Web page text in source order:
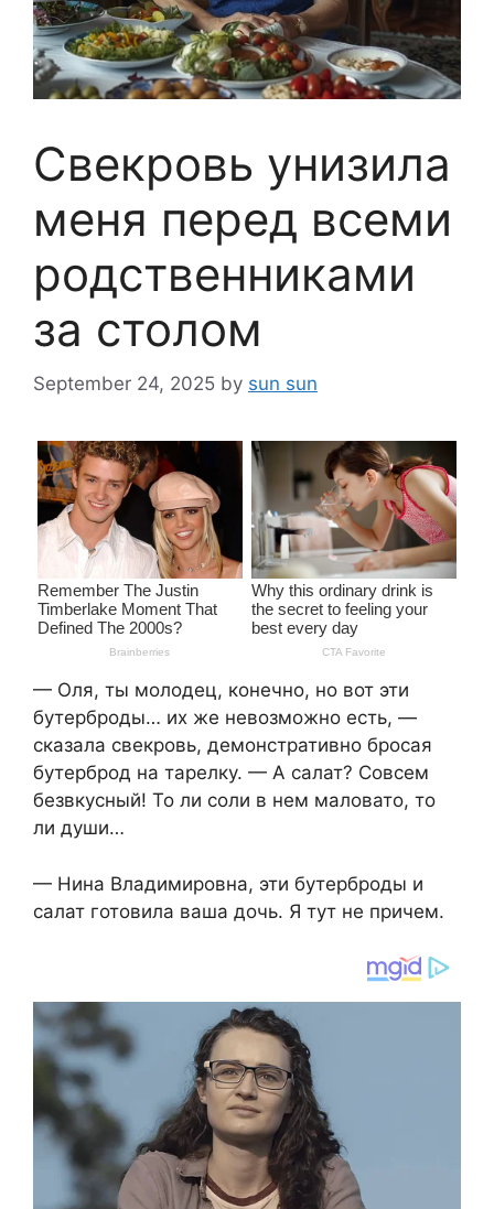
Свекровь унизила
меня перед всеми
родственниками
за столом
September 24, 2025 by sun sun
— Оля, ты молодец, конечно, но вот эти
бутерброды… их же невозможно есть, —
сказала свекровь, демонстративно бросая
бутерброд на тарелку. — А салат? Совсем
безвкусный! То ли соли в нем маловато, то
ли души…
— Нина Владимировна, эти бутерброды и
салат готовила ваша дочь. Я тут не причем.